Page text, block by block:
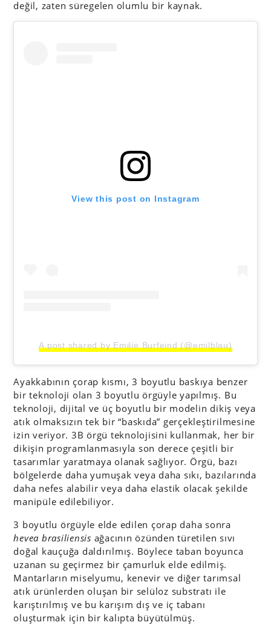
değil, zaten süregelen olumlu bir kaynak.
View this post on Instagram
A post shared by Emilie Burfeind (@emilblau)
Ayakkabının çorap kısmı, 3 boyutlu baskıya benzer
bir teknoloji olan 3 boyutlu örgüyle yapılmış. Bu
teknoloji, dijital ve üç boyutlu bir modelin dikiş veya
atık olmaksızın tek bir “baskıda” gerçekleştirilmesine
izin veriyor. 3B örgü teknolojisini kullanmak, her bir
dikişin programlanmasıyla son derece çeşitli bir
tasarımlar yaratmaya olanak sağlıyor. Örgü, bazı
bölgelerde daha yumuşak veya daha sıkı, bazılarında
daha nefes alabilir veya daha elastik olacak şekilde
manipüle edilebiliyor.
3 boyutlu örgüyle elde edilen çorap daha sonra
hevea brasiliensis ağacının özünden türetilen sıvı
doğal kauçuğa daldırılmış. Böylece taban boyunca
uzanan su geçirmez bir çamurluk elde edilmiş.
Mantarların miselyumu, kenevir ve diğer tarımsal
atık ürünlerden oluşan bir selüloz substratı ile
karıştırılmış ve bu karışım dış ve iç tabanı
oluşturmak için bir kalıpta büyütülmüş.